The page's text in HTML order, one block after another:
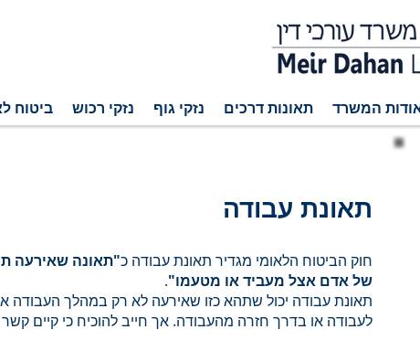
המשרד תאונות דרכים נזקי גוף נזקי רכוש ביטוח
תאונת עבודה
חוק הביטוח הלאומי מגדיר תאונת עבודה כ"תאונה שאירעה
של אדם אצל מעביד או מטעמו".
תאונת עבודה יכול שתהא כזו שאירעה לא רק במהלך העבודה
לעבודה או בדרך חזרה מהעבודה. אך חייב להוכיח כי קיים